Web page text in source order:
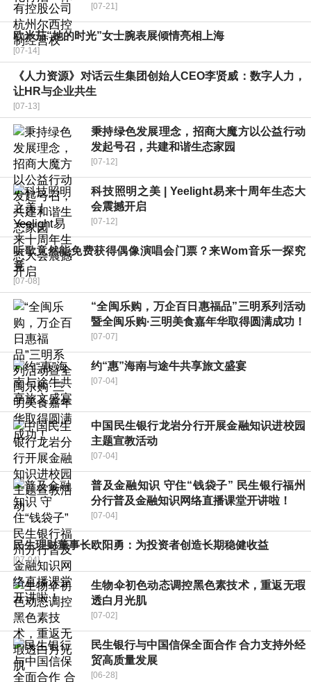
[07-21]
欧米茄“她的时光”女士腕表展倾情亮相上海
[07-14]
《人力资源》对话云生集团创始人CEO李贤威：数字人力，
让HR与企业共生
[07-13]
秉持绿色发展理念，招商大魔方以公益行动
发起号召，共建和谐生态家园
[07-12]
科技照明之美 | Yeelight易来十周年生态大
会震撼开启
[07-12]
听歌竟然能免费获得偶像演唱会门票？来Wom音乐一探究
竟
[07-08]
“全闽乐购，万企百日惠福品”三明系列活动
暨全闽乐购·三明美食嘉年华取得圆满成功！
[07-07]
约“惠”海南与途牛共享旅文盛宴
[07-04]
中国民生银行龙岩分行开展金融知识进校园
主题宣教活动
[07-04]
普及金融知识 守住“钱袋子” 民生银行福州
分行普及金融知识网络直播课堂开讲啦！
[07-04]
民生理财董事长欧阳勇：为投资者创造长期稳健收益
[07-04]
生物伞初色动态调控黑色素技术，重返无瑕
透白月光肌
[07-02]
民生银行与中国信保全面合作 合力支持外经
贸高质量发展
[06-28]